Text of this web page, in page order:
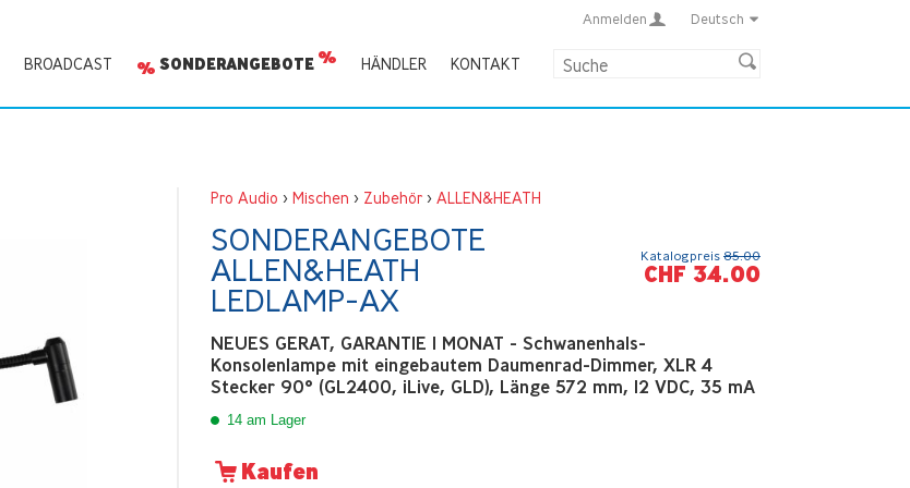
Anmelden Deutsch
BROADCAST SONDERANGEBOTE HÄNDLER KONTAKT
Pro Audio > Mischen > Zubehör> ALLEN&HEATH
SONDERANGEBOTE
ALLEN&HEATH
LEDLAMP-AX
NEUES GERAT, GARANTIE 1 MONAT - Schwanenhals-
Konsolenlampe mit eingebautem Daumenrad-Dimmer, XLR 4
Stecker 90° (GL2400, iLive, GLD), Länge 572 mm, 12 VDC, 35 mA
14 am Lager
Kaufen
Katalogpreis 85.00
CHF 34.00